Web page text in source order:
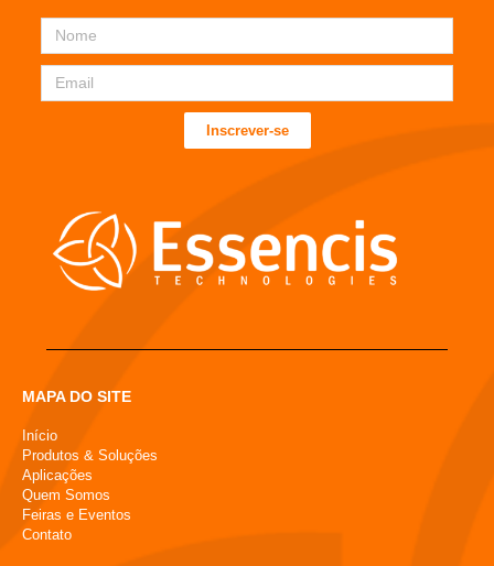
Inscrever-se
MAPA DO SITE
Início
Produtos & Soluções
Aplicações
Quem Somos
Feiras e Eventos
Contato